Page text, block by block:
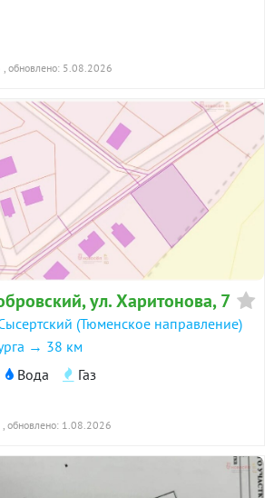
, обновлено: 5.08.2026
ул. Харитонова, 7
(Тюменское направление)
→ 38 км
Вода Газ
, обновлено: 1.08.2026